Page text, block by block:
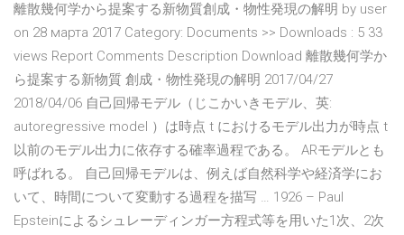
離散幾何学から提案する新物質創成・物性発現の解明 by user
on 28 марта 2017 Category: Documents >> Downloads : 5 33
views Report Comments Description Download 離散幾何学か
ら提案する新物質 創成・物性発現の解明 2017/04/27
2018/04/06 自己回帰モデル（じこかいきモデル、英:
autoregressive model ）は時点 t におけるモデル出力が時点 t
以前のモデル出力に依存する確率過程である。 ARモデルとも
呼ばれる。 自己回帰モデルは、例えば自然科学や経済学にお
いて、時間について変動する過程を描写 … 1926 – Paul
Epsteinによるシュレーディンガー方程式等を用いた1次、2次